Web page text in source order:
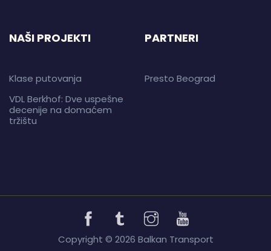
NAŠI PROJEKTI
Klase putovanja
VDL Berkhof: Dve uspešne
decenije na domaćem
tržištu
PARTNERI
Presto Beograd
Copyright © 2026 Balkan Transport